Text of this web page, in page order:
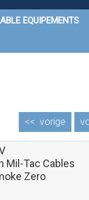
EQUIPEMENTS
<< vorige
Mil-Tac Cables
Zero